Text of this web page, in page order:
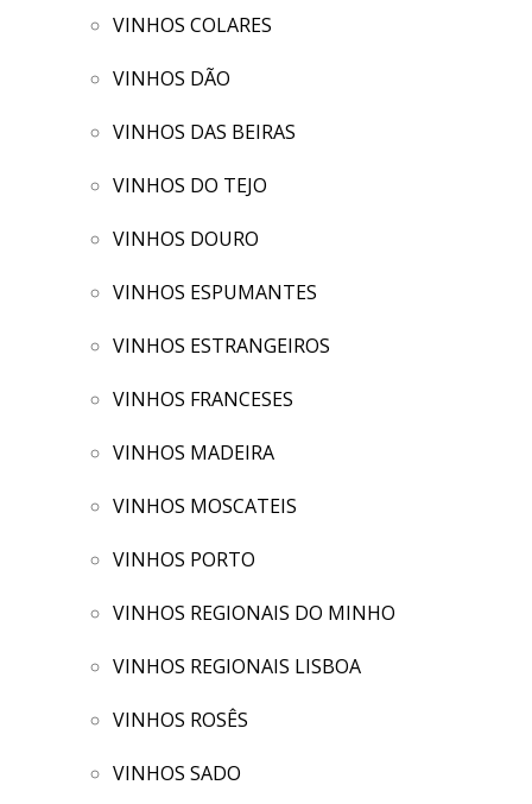
VINHOS COLARES
VINHOS DÃO
VINHOS DAS BEIRAS
VINHOS DO TEJO
VINHOS DOURO
VINHOS ESPUMANTES
VINHOS ESTRANGEIROS
VINHOS FRANCESES
VINHOS MADEIRA
VINHOS MOSCATEIS
VINHOS PORTO
VINHOS REGIONAIS DO MINHO
VINHOS REGIONAIS LISBOA
VINHOS ROSÊS
VINHOS SADO